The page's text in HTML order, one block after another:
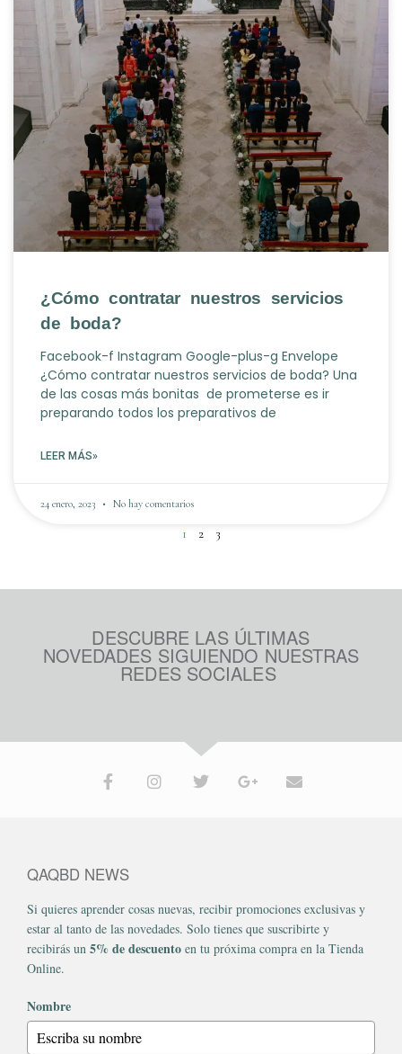
¿Cómo contratar nuestros servicios
de boda?
Facebook-f Instagram Google-plus-g Envelope
¿Cómo contratar nuestros servicios de boda? Una
de las cosas más bonitas de prometerse es ir
preparando todos los preparativos de
LEER MÁS»
24 enero, 2023 No hay comentarios
1 2 3
DESCUBRE LAS ÚLTIMAS
NOVEDADES SIGUIENDO NUESTRAS
REDES SOCIALES
QAQBD NEWS
Si quieres aprender cosas nuevas, recibir promociones exclusivas y
estar al tanto de las novedades. Solo tienes que suscribirte y
recibirás un 5% de descuento en tu próxima compra en la Tienda
Online.
Nombre